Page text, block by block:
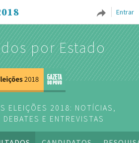
Entrar
por Estado
ELEIÇÕES 2018: NOTÍCIAS,
E ENTREVISTAS